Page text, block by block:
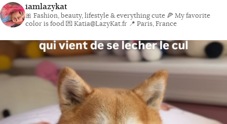
iamlazykat
🎀 Fashion, beauty, lifestyle & everything cute 🍕 My favorite
color is food💌 Katia@LazyKat.fr 📍 Paris, France